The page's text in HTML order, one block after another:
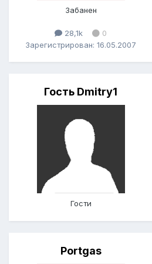
Забанен
28,1k
0
Зарегистрирован: 16.05.2007
Гость Dmitry1
Гости
Portgas